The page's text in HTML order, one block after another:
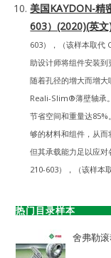
美国KAYDON-精
603）(2020)(英
603），（该样本取
助设计师将组件安装
随着孔径的增大而增大
Reali-Slim®薄壁轴承
节省空间和重量达
够的材料和组件，从
但其承载能力足以应
210-603），（该样本
热门目录样本
舍弗勒